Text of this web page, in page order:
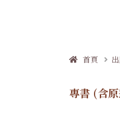
首頁
專書 (含